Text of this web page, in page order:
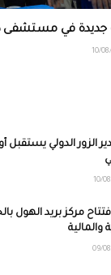
جديدة في مستشفى
الزور الدولي يستقبل
مركز بريد الهول
والمالية